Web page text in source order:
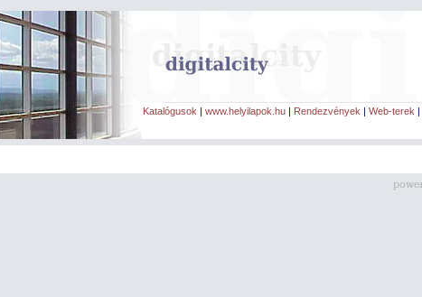
Katalógusok | www.helyilapok.hu | Rendezvények | Web-terek |